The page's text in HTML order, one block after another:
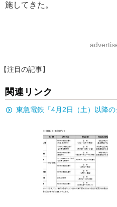
施してきた。
【注目の記事】
関連リンク
東急電鉄「4月2日（土）以降の